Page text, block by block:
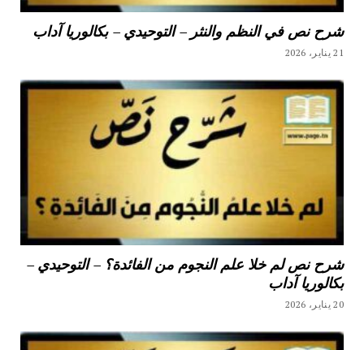
شرح نص في النظم والنثر – التوحيدي – بكالوريا آداب
21 يناير، 2026
شرح نص لم خلا علم النجوم من الفائدة؟ – التوحيدي –
بكالوريا آداب
20 يناير، 2026